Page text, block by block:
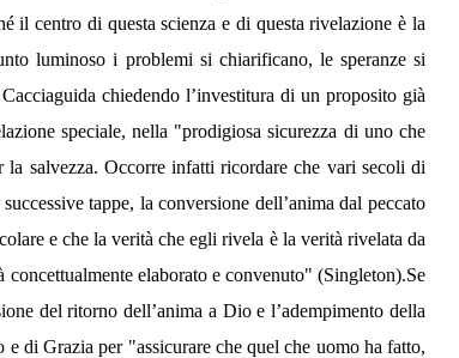
il centro di questa scienza e di questa rivelazione è la
luminoso i problemi si chiarificano, le speranze si
chiedendo l’investitura di un proposito già
speciale, nella "prodigiosa sicurezza di uno che
salvezza. Occorre infatti ricordare che vari secoli di
tappe, la conversione dell’anima dal peccato
e che la verità che egli rivela è la verità rivelata da
elaborato e convenuto" (Singleton).Se
del ritorno dell’anima a Dio e l’adempimento della
di Grazia per "assicurare che quel che uomo ha fatto,